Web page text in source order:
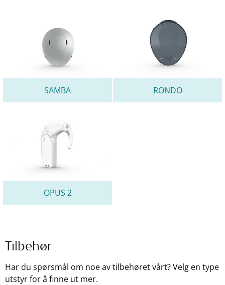
SAMBA RONDO
OPUS 2
Tilbehør
Har du spørsmål om noe av tilbehøret vårt? Velg en type
utstyr for å finne ut mer.